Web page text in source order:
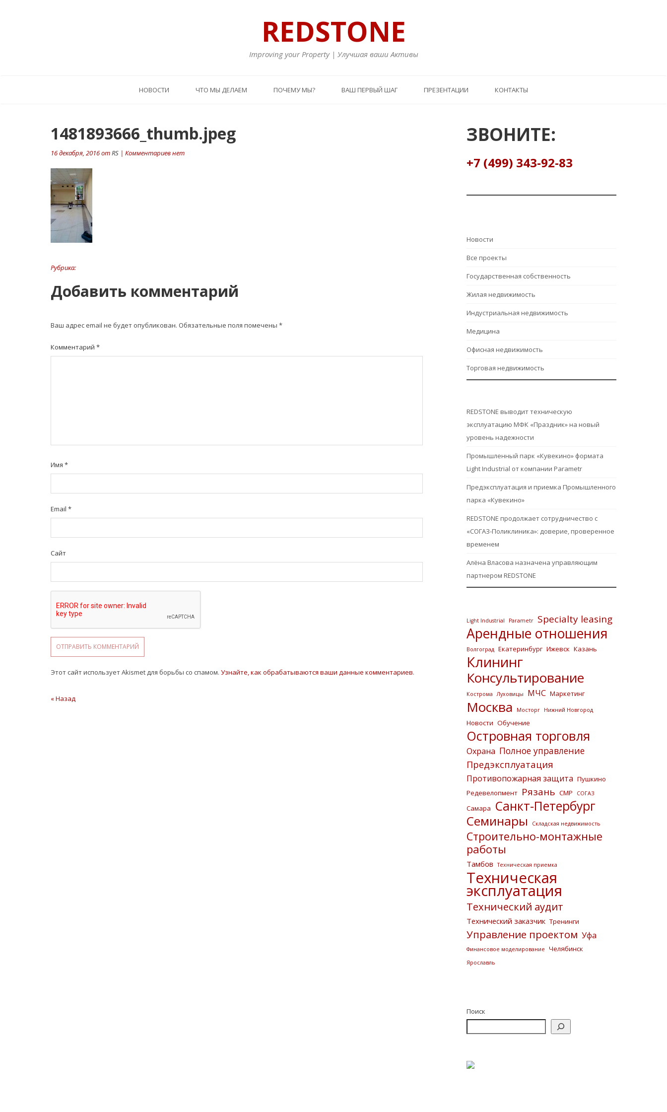
REDSTONE
Improving your Property | Улучшая ваши Активы
HОВОСТИ ЧТО МЫ ДЕЛАЕМ ПОЧЕМУ МЫ? ВАШ ПЕРВЫЙ ШАГ ПРЕЗЕНТАЦИИ КОНТАКТЫ
1481893666_thumb.jpeg
16 декабря, 2016 отRS | Комментариев нет
Рубрика:
Добавить комментарий
Ваш адрес email не будет опубликован. Обязательные поля помечены *
Комментарий *
Имя *
Email *
Сайт
Этот сайт использует Akismet для борьбы со спамом. Узнайте, как обрабатываются ваши данные комментариев.
Навигация
« Назад
ЗВОНИТЕ:
+7 (499) 343-92-83
Hовости
Все проекты
Государственная собственность
Жилая недвижимость
Индустриальная недвижимость
Медицина
Офисная недвижимость
Торговая недвижимость
REDSTONE выводит техническую
эксплуатацию МФК «Праздник» на новый
уровень надежности
Промышленный парк «Кувекино» формата
Light Industrial от компании Parametr
Предэксплуатация и приемка Промышленного
парка «Кувекино»
REDSTONE продолжает сотрудничество с
«СОГАЗ-Поликлиника»: доверие, проверенное
временем
Алёна Власова назначена управляющим
партнером REDSTONE
Light Industrial Parametr Specialty leasing
Арендные отношения
Волгоград Екатеринбург Ижевск Казань
Клининг
Консультирование
Кострома Луховицы МЧС Маркетинг
Москва Мосторг Нижний Новгород
Новости Обучение
Островная торговля
Охрана Полное управление
Предэксплуатация
Противопожарная защита Пушкино
Редевелопмент Рязань СМР СОГАЗ
Самара
Санкт-Петербург
Семинары
Складская недвижимость
Строительно-монтажные
работы
Тамбов Техническая приемка
Техническая
эксплуатация
Технический аудит
Технический заказчик Тренинги
Управление проектом Уфа
Финансовое моделирование Челябинск
Ярославль
Поиск